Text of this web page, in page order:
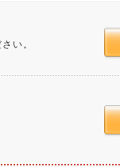
い。